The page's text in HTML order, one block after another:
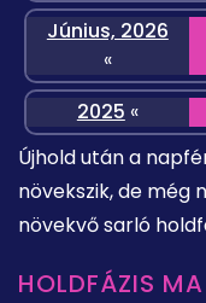
Június, 2026
«
2025 «
Újhold után a
növekszik, de még
növekvő sarló
HOLDFÁZIS